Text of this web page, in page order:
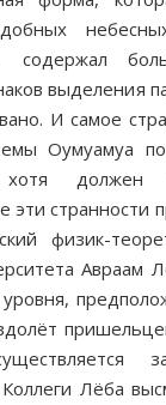
содержал
выделения
И самое
Оумуамуа
хотя дол­жен
эти странности
физик-
Авраам
Коллеги Лёба